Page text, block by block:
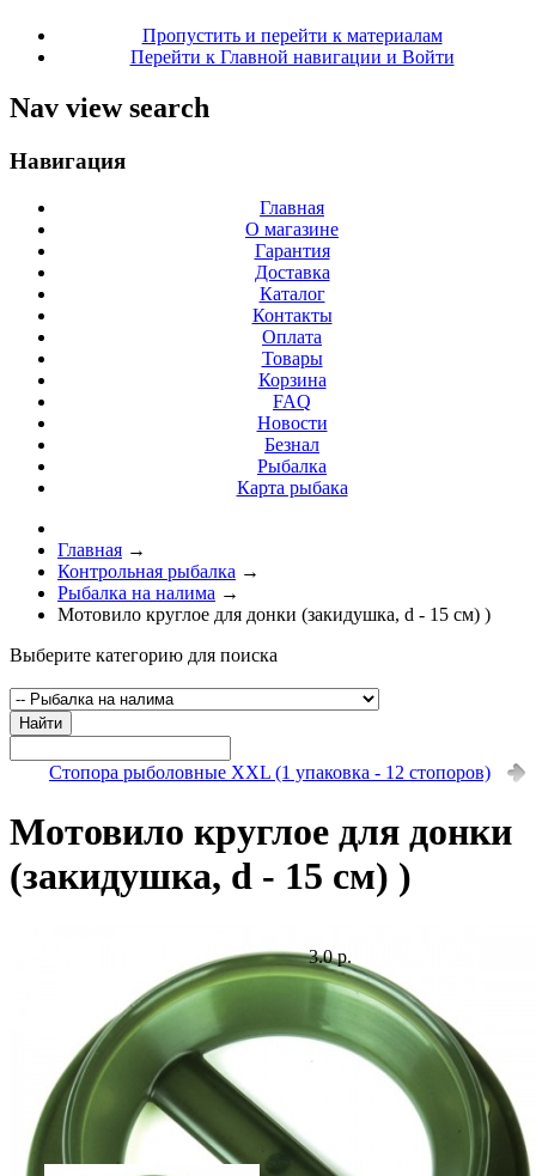
Пропустить и перейти к материалам
Перейти к Главной навигации и Войти
Nav view search
Навигация
Главная
О магазине
Гарантия
Доставка
Каталог
Контакты
Оплата
Товары
Корзина
FAQ
Новости
Безнал
Рыбалка
Карта рыбака
Главная →
Контрольная рыбалка →
Рыбалка на налима →
Мотовило круглое для донки (закидушка, d - 15 см) )
Выберите категорию для поиска
Найти
Стопора рыболовные XXL (1 упаковка - 12 стопоров)
Мотовило круглое для донки
(закидушка, d - 15 см) )
3.0 р.